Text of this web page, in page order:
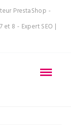
PrestaShop -
et 8 - Expert SEO |